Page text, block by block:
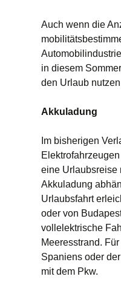
Auch wenn die
in diesem
den Urlaub
Akkuladung
Im bisherigen
eine Urlaubsreise
Akkuladung
Urlaubsfahrt
oder von
vollelektrische
Meeresstrand.
Spaniens oder
mit dem Pkw.